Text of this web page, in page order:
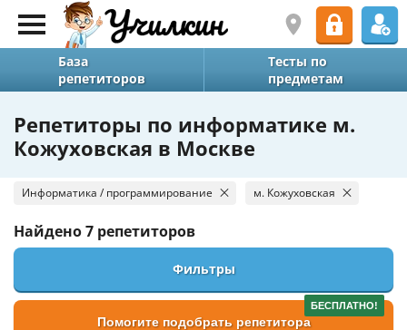
База
репетиторов
Тесты по
предметам
Репетиторы по информатике м.
Кожуховская в Москве
Информатика / программирование м. Кожуховская
Найдено7 репетиторов
Фильтры
БЕСПЛАТНО!
Помогите подобрать репетитора